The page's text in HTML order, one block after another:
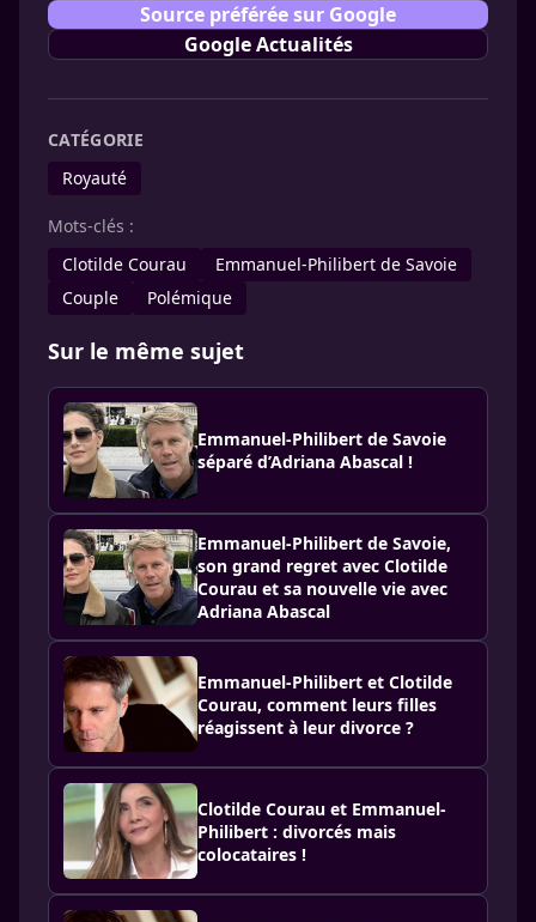
Source préférée sur Google
Google Actualités
CATÉGORIE
Royauté
Mots-clés :
Clotilde Courau
Emmanuel-Philibert de Savoie
Couple
Polémique
Sur le même sujet
Emmanuel-Philibert de Savoie
séparé d’Adriana Abascal !
Emmanuel-Philibert de Savoie,
son grand regret avec Clotilde
Courau et sa nouvelle vie avec
Adriana Abascal
Emmanuel-Philibert et Clotilde
Courau, comment leurs filles
réagissent à leur divorce ?
Clotilde Courau et Emmanuel-
Philibert : divorcés mais
colocataires !